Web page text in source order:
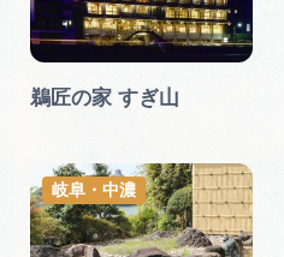
鵜匠の家 すぎ山
岐阜・中濃